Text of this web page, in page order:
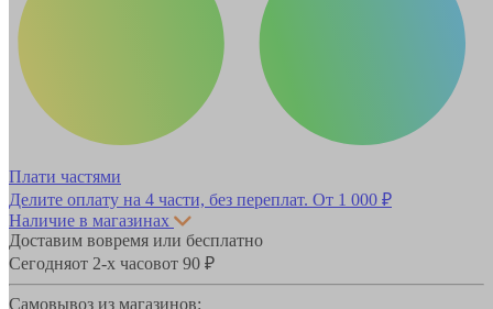
Плати частями
Делите оплату на 4 части, без переплат. От 1 000 ₽
Наличие в магазинах
Доставим вовремя или бесплатно
Сегодняот 2-х часовот 90 ₽
Самовывоз из магазинов: